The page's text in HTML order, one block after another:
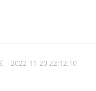
2022-11-20 22:12:10